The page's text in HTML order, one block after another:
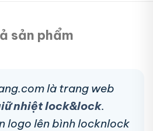
sản phẩm
là trang web
nhiệt lock&lock.
logo lên bình locknlock